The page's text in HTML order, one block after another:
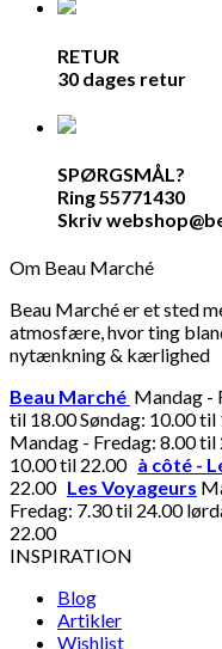
RETUR
30 dages retur
SPØRGSMÅL?
Ring 55771430
Skriv
Om Beau Marché
Beau Marché er et sted
atmosfære, hvor ting
nytænkning & kærlighed
Beau Marché Mandag -
til 18.00 Søndag: 10.00 til
Mandag - Fredag: 8.00 til
10.00 til 22.00 à côté -
22.00 Les Voyageurs
Fredag: 7.30 til 24.00
22.00
INSPIRATION
Blog
Artikler
Wishlist